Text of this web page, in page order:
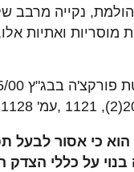
נקייה מרבב
מוסריות ואתיות
בבג"ץ 7805/00,
כי אסור לבעל
על כללי הצדק